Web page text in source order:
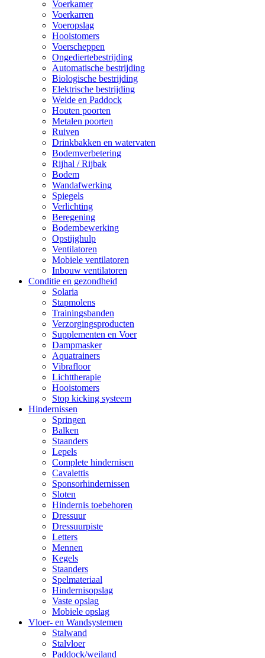
Voerkamer
Voerkarren
Voeropslag
Hooistomers
Voerscheppen
Ongediertebestrijding
Automatische bestrijding
Biologische bestrijding
Elektrische bestrijding
Weide en Paddock
Houten poorten
Metalen poorten
Ruiven
Drinkbakken en watervaten
Bodemverbetering
Rijhal / Rijbak
Bodem
Wandafwerking
Spiegels
Verlichting
Beregening
Bodembewerking
Opstijghulp
Ventilatoren
Mobiele ventilatoren
Inbouw ventilatoren
Conditie en gezondheid
Solaria
Stapmolens
Trainingsbanden
Verzorgingsproducten
Supplementen en Voer
Dampmasker
Aquatrainers
Vibrafloor
Lichttherapie
Hooistomers
Stop kicking systeem
Hindernissen
Springen
Balken
Staanders
Lepels
Complete hindernisen
Cavalettis
Sponsorhindernissen
Sloten
Hindernis toebehoren
Dressuur
Dressuurpiste
Letters
Mennen
Kegels
Staanders
Spelmateriaal
Hindernisopslag
Vaste opslag
Mobiele opslag
Vloer- en Wandsystemen
Stalwand
Stalvloer
Paddock/weiland